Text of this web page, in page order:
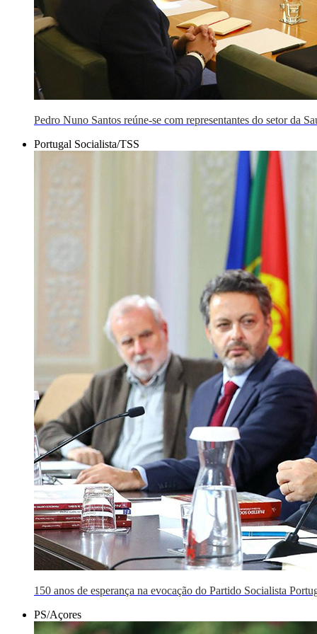
Pedro Nuno Santos reúne-se com representantes do setor da
Portugal Socialista/TSS
150 anos de esperança na evocação do Partido Socialista
PS/Açores